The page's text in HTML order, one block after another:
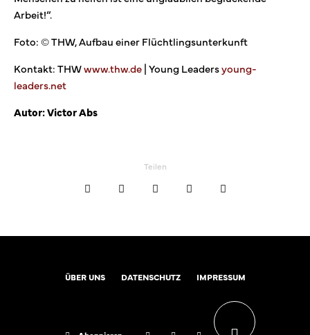
Arbeit!“.
Foto: © THW, Aufbau einer Flüchtlingsunterkunft
Kontakt: THWwww.thw.de| Young Leadersyoung-
leaders.net
Autor: Victor Abs
Teilen
ÜBER UNS DATENSCHUTZ IMPRESSUM